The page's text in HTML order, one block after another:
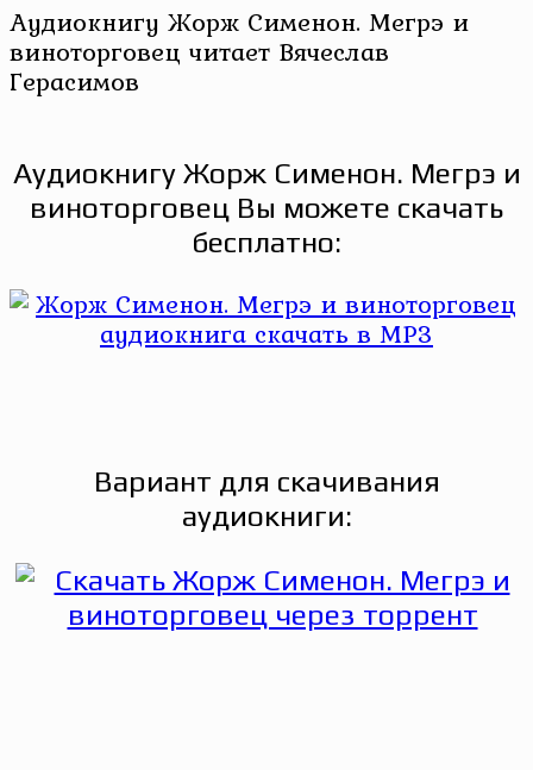
Аудиокнигу Жорж Сименон. Мегрэ и
виноторговец читает Вячеслав
Герасимов
Аудиокнигу Жорж Сименон. Мегрэ и
виноторговец Вы можете скачать
бесплатно:
Вариант для скачивания
аудиокниги: